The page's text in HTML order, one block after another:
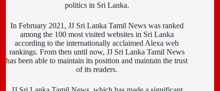
politics in Sri Lanka.
In February 2021, JJ Sri Lanka Tamil News was ranked
among the 100 most visited websites in Sri Lanka
according to the internationally acclaimed Alexa web
rankings. From then until now, JJ Sri Lanka Tamil News
has been able to maintain its position and maintain the trust
of its readers.